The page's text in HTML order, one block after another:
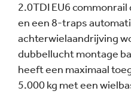
2.0TDI EU6
en een 8-traps
achterwielaandrijving
dubbellucht montage
heeft een maximaal
5.000 kg met een